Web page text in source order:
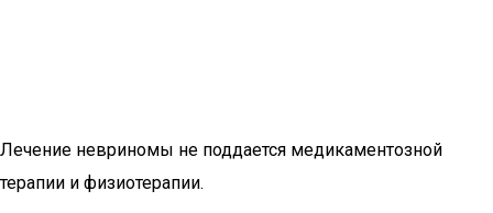
Лечение невриномы не поддается медикаментозной
терапии и физиотерапии.